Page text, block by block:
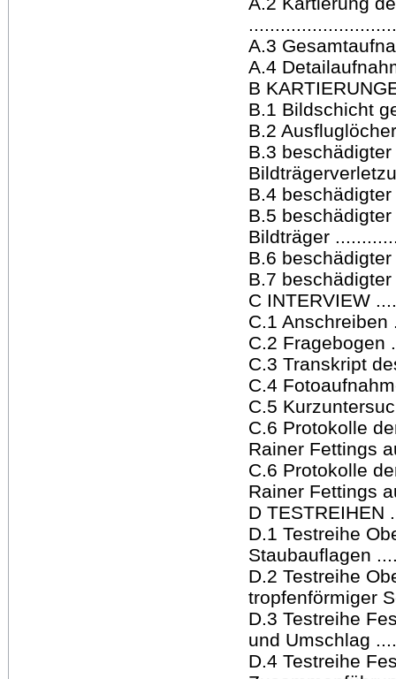
A.3
A.4
B
B.1 Bildschicht
B.2
B.3
B.4
B.5
Bildträger
B.6
B.7
C INTERVIEW
C.1
C.2 Fragebogen
C.3 Transkript
C.4
C.5
C.6 Protokolle
Rainer Fettings
C.6 Protokolle
Rainer Fettings
D TESTREIHEN
D.1 Testreihe
Staubauflagen
D.2 Testreihe
tropfenförmiger
D.3 Testreihe
und Umschlag
D.4 Testreihe